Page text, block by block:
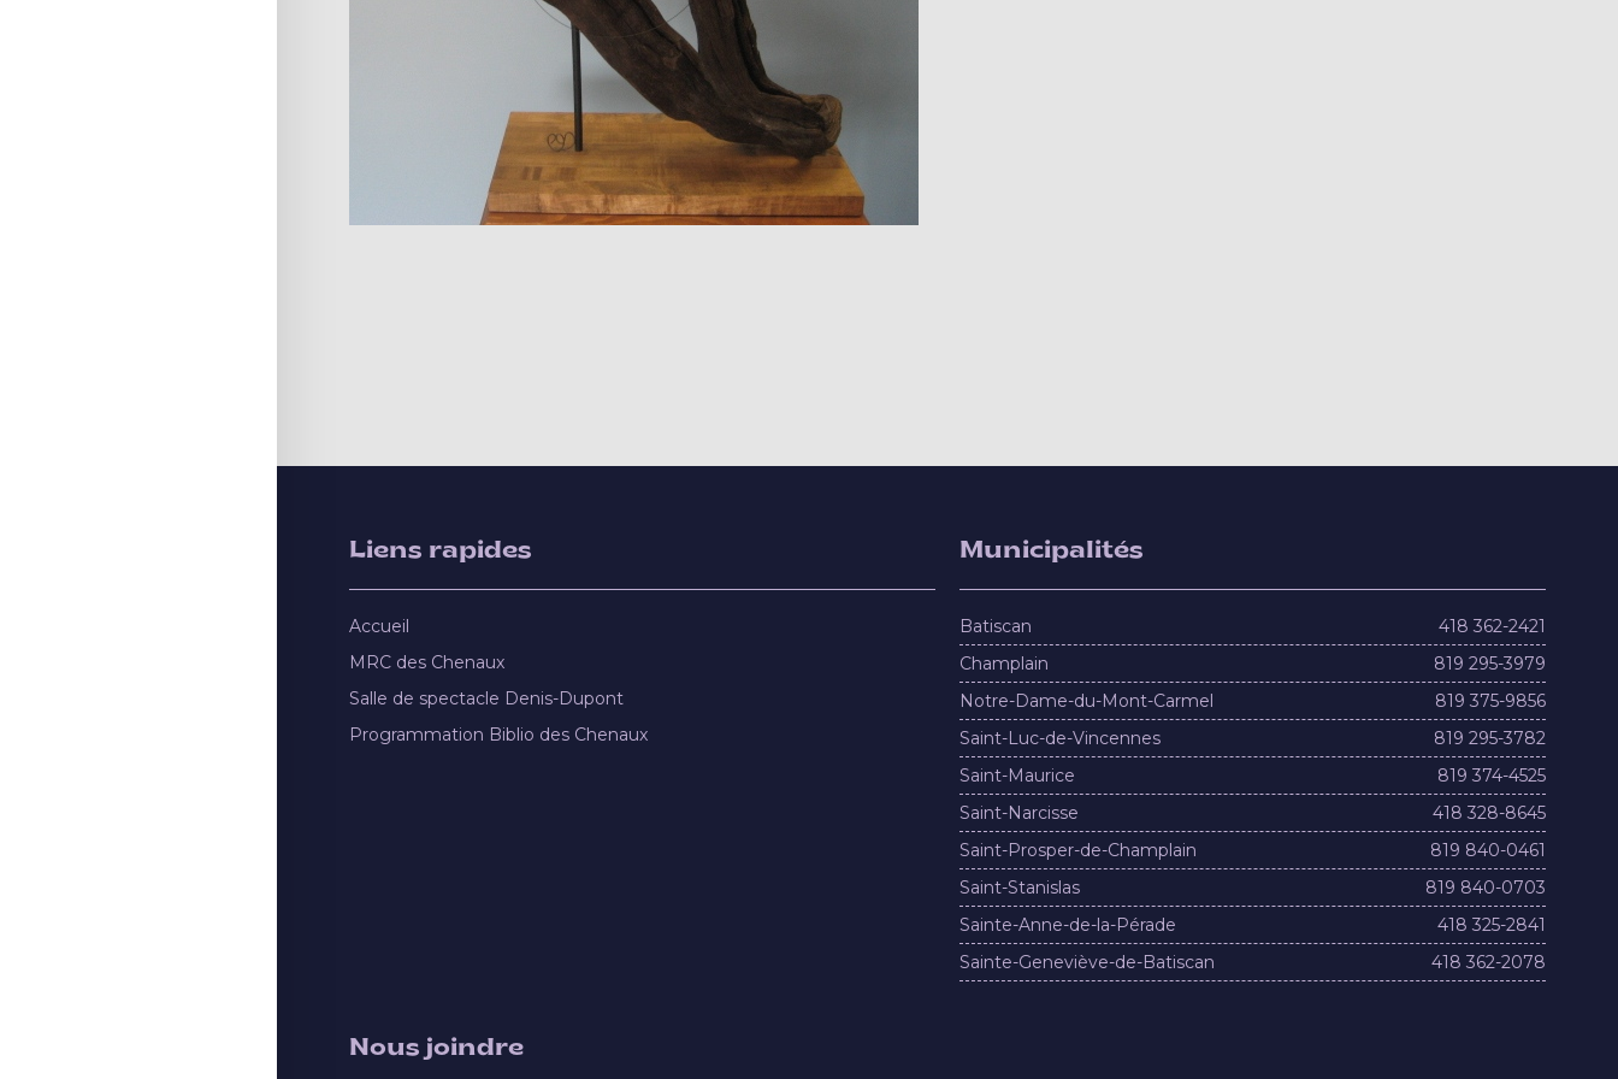
Liens rapides
Accueil
MRC des Chenaux
Salle de spectacle Denis-Dupont
Programmation Biblio des Chenaux
Municipalités
Batiscan
418 362-2421
Champlain
819 295-3979
Notre-Dame-du-Mont-Carmel
819 375-9856
Saint-Luc-de-Vincennes
819 295-3782
Saint-Maurice
819 374-4525
Saint-Narcisse
418 328-8645
Saint-Prosper-de-Champlain
819 840-0461
Saint-Stanislas
819 840-0703
Sainte-Anne-de-la-Pérade
418 325-2841
Sainte-Geneviève-de-Batiscan
418 362-2078
Nous joindre